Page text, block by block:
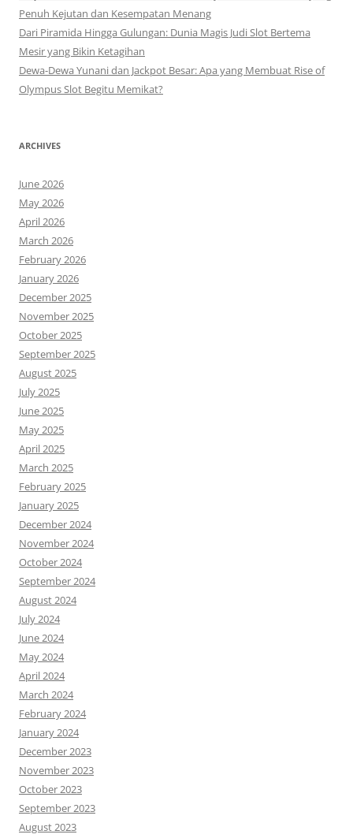
Penuh Kejutan dan Kesempatan Menang
Dari Piramida Hingga Gulungan: Dunia Magis Judi Slot Bertema
Mesir yang Bikin Ketagihan
Dewa-Dewa Yunani dan Jackpot Besar: Apa yang Membuat Rise of
Olympus Slot Begitu Memikat?
ARCHIVES
June 2026
May 2026
April 2026
March 2026
February 2026
January 2026
December 2025
November 2025
October 2025
September 2025
August 2025
July 2025
June 2025
May 2025
April 2025
March 2025
February 2025
January 2025
December 2024
November 2024
October 2024
September 2024
August 2024
July 2024
June 2024
May 2024
April 2024
March 2024
February 2024
January 2024
December 2023
November 2023
October 2023
September 2023
August 2023